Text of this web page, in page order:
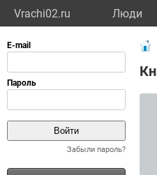
Vrachi02.ru Люди
Забыли пароль?